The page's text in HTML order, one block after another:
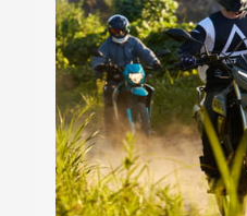
PUIKUS
Įspūdinga 245 mm
įveikti kliūtis nelygiuose
840 mm sėdynės
aukštą sėdėjimo
patogų
.